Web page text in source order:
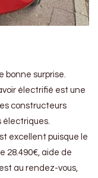
surprise.
électrifié est une
constructeurs
excellent puisque le
28.490€, aide de
au rendez-vous,